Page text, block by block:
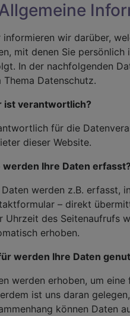
informieren wir darüber,
mit denen Sie
In der nachfolgenden
Thema Datenschutz.
ist verantwortlich?
für die
dieser Website.
werden Ihre Daten erfasst?
Daten werden z.B. erfasst,
– direkt
Uhrzeit des Seitenaufrufs
erhoben.
werden Ihre Daten
werden erhoben, um
ist uns daran
können Daten